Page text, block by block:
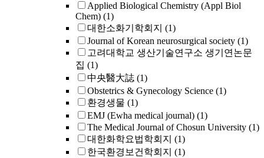
Applied Biological Chemistry (Appl Biol
Chem) (1)
대한소화기학회지 (1)
Journal of Korean neurosurgical society (1)
고려대학교 생산기술연구소 생기연논문
집 (1)
中央醫大誌 (1)
Obstetrics & Gynecology Science (1)
환경생물 (1)
EMJ (Ewha medical journal) (1)
The Medical Journal of Chosun University (1)
대한화학요법학회지 (1)
한국환경보건학회지 (1)